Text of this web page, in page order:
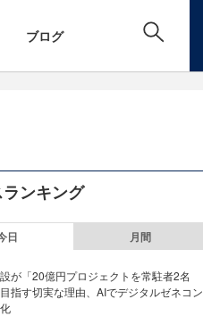
ブログ
ンキング
日 月間
が「20億円プロジェクトを常駐者2名
指す切実な理由、AIでデジタルゼネコン